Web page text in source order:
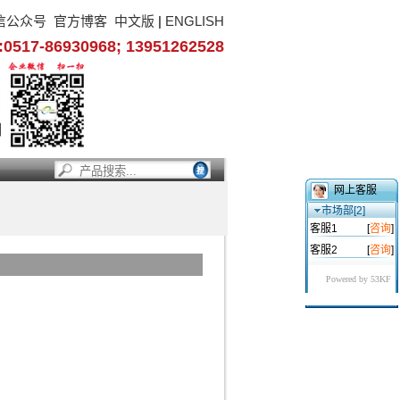
公众号 官方博客 中文版 | ENGLISH
86930968; 13951262528
网上客服
市场部[2]
客服1
[咨询]
客服2
[咨询]
Powered by 53KF